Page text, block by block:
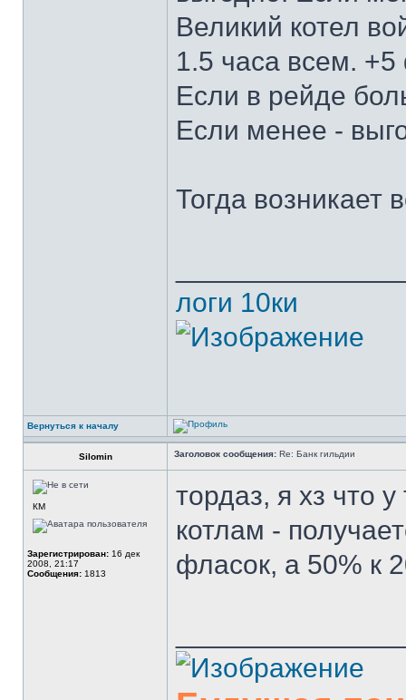
Великий котел
1.5 часа всем.
Если в рейде
Если менее -
Тогда возникает
логи 10ки
Вернуться к началу
Silomin Заголовок сообщения: Re: Банк гильдии
КМ
Зарегистрирован: 16 дек
2008, 21:17
Сообщения: 1813
тордаз, я хз что
котлам -
фласок, а 50% к